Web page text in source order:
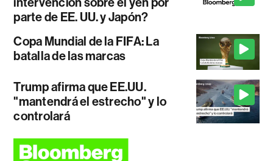
parte de EE. UU. y Japón?
Copa Mundial de la FIFA: La
batalla de las marcas
Trump afirma que EE.UU.
"mantendrá el estrecho" y lo
controlará